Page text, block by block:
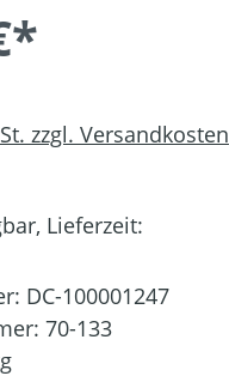
zzgl. Versandkosten
Lieferzeit:
DC-100001247
70-133